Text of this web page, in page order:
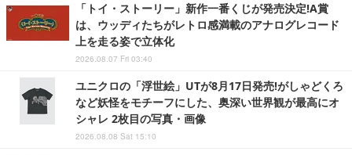
「トイ・ストーリー」新作一番くじが発売決定!A賞
は、ウッディたちがレトロ感満載のアナログレコード
上を走る姿で立体化
2026.08.07 Fri 03:40
ユニクロの「浮世絵」UTが8月17日発売!がしゃどくろ
など妖怪をモチーフにした、奥深い世界観が最高にオ
シャレ 2枚目の写真・画像
2026.08.08 Sat 15:10